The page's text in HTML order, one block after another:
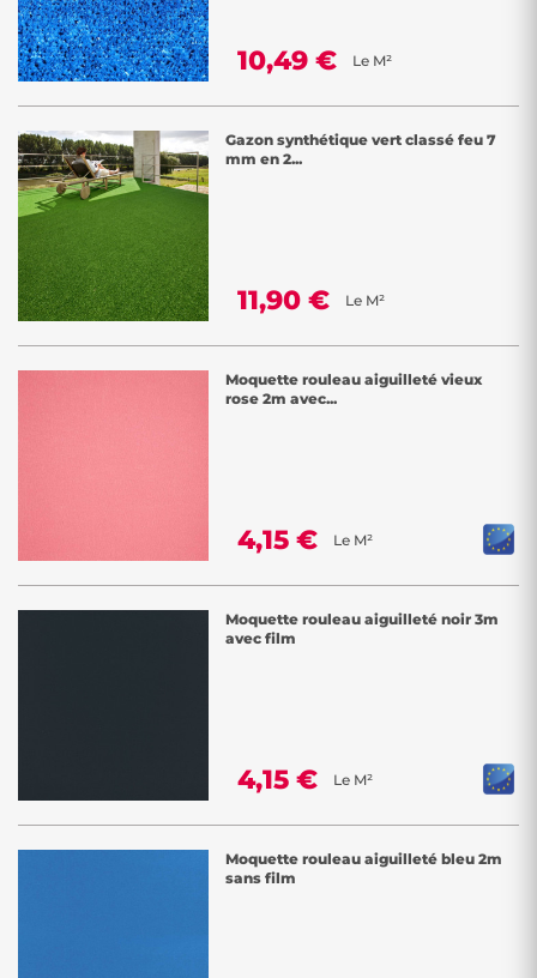
10,49 € Le M²
Gazon synthétique vert classé feu 7
mm en 2...
11,90 € Le M²
Moquette rouleau aiguilleté vieux
rose 2m avec...
4,15 € Le M²
Moquette rouleau aiguilleté noir 3m
avec film
4,15 € Le M²
Moquette rouleau aiguilleté bleu 2m
sans film